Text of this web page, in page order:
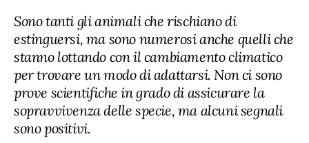
Sono tanti gli animali che rischiano di
estinguersi, ma sono numerosi anche quelli che
stanno lottando con il cambiamento climatico
per trovare un modo di adattarsi. Non ci sono
prove scientifiche in grado di assicurare la
sopravvivenza delle specie, ma alcuni segnali
sono positivi.